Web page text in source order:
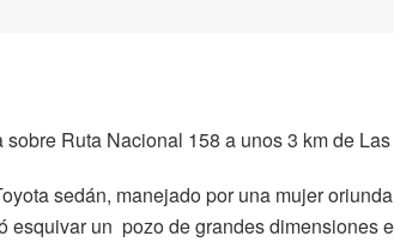
Ruta Nacional 158 a unos 3 km de
sedán, manejado por una mujer
esquivar un pozo de grandes dimensiones e